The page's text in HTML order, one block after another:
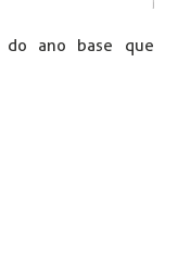
do ano base que